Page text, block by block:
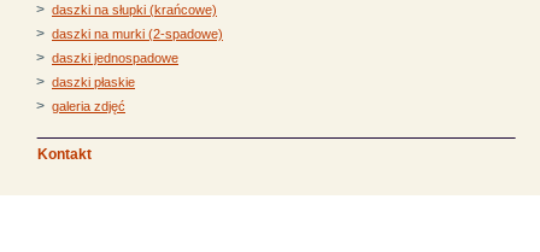
> daszki na słupki (krańcowe)
> daszki na murki (2-spadowe)
> daszki jednospadowe
> daszki płaskie
> galeria zdjęć
Kontakt